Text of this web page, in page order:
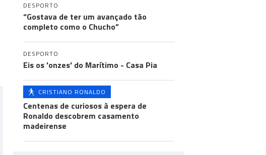
DESPORTO
“Gostava de ter um avançado tão
completo como o Chucho”
DESPORTO
Eis os 'onzes' do Marítimo - Casa Pia
CRISTIANO RONALDO
Centenas de curiosos à espera de
Ronaldo descobrem casamento
madeirense